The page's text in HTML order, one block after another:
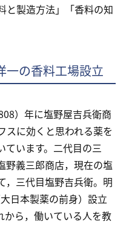
と製造方法」「香料の知
一の香料工場設立
）年に塩野屋吉兵衛商
スに効くと思われる薬を
ています。二代目の三
野義三郎商店，現在の塩
，三代目塩野吉兵衛。明
日本製薬の前身）設立
から，働いている人を教